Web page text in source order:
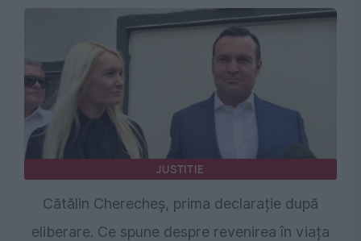
JUSTITIE
Cătălin Cherecheș, prima declarație după
eliberare. Ce spune despre revenirea în viața